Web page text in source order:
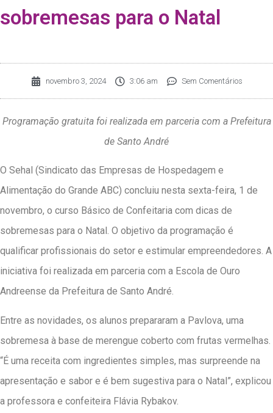
sobremesas para o Natal
novembro 3, 2024 3:06 am Sem Comentários
Programação gratuita foi realizada em parceria com a Prefeitura
de Santo André
O Sehal (Sindicato das Empresas de Hospedagem e
Alimentação do Grande ABC) concluiu nesta sexta-feira, 1 de
novembro, o curso Básico de Confeitaria com dicas de
sobremesas para o Natal. O objetivo da programação é
qualificar profissionais do setor e estimular empreendedores. A
iniciativa foi realizada em parceria com a Escola de Ouro
Andreense da Prefeitura de Santo André.
Entre as novidades, os alunos prepararam a Pavlova, uma
sobremesa à base de merengue coberto com frutas vermelhas.
“É uma receita com ingredientes simples, mas surpreende na
apresentação e sabor e é bem sugestiva para o Natal”, explicou
a professora e confeiteira Flávia Rybakov.